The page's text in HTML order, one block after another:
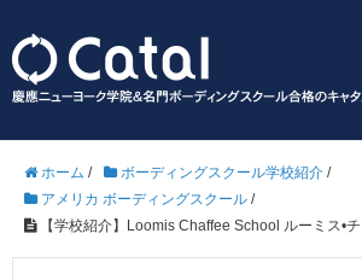
ホーム / ボーディングスクール学校紹介 /
アメリカ ボーディングスクール /
【学校紹介】Loomis Chaffee School ルーミス•